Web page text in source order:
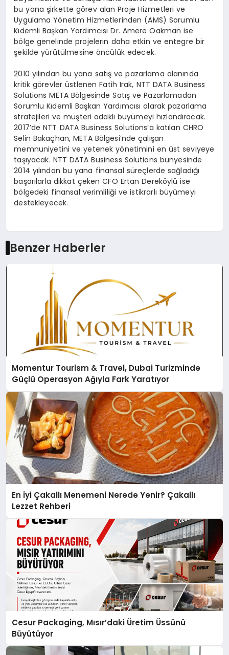
bu yana şirkette görev alan Proje Hizmetleri ve
Uygulama Yönetim Hizmetlerinden (AMS) Sorumlu
Kıdemli Başkan Yardımcısı Dr. Amere Oakman ise
bölge genelinde projelerin daha etkin ve entegre bir
şekilde yürütülmesine öncülük edecek.
2010 yılından bu yana satış ve pazarlama alanında
kritik görevler üstlenen Fatih Irak, NTT DATA Business
Solutions META Bölgesinde Satış ve Pazarlamadan
Sorumlu Kıdemli Başkan Yardımcısı olarak pazarlama
stratejileri ve müşteri odaklı büyümeyi hızlandıracak.
2017’de NTT DATA Business Solutions’a katılan CHRO
Selin Bakaçhan, META Bölgesi’nde çalışan
memnuniyetini ve yetenek yönetimini en üst seviyeye
taşıyacak. NTT DATA Business Solutions bünyesinde
2014 yılından bu yana finansal süreçlerde sağladığı
başarılarla dikkat çeken CFO Ertan Dereköylü ise
bölgedeki finansal verimliliği ve istikrarlı büyümeyi
destekleyecek.
Benzer Haberler
Momentur Tourism & Travel, Dubai Turizminde
Güçlü Operasyon Ağıyla Fark Yaratıyor
En İyi Çakallı Menemeni Nerede Yenir? Çakallı
Lezzet Rehberi
Cesur Packaging, Mısır’daki Üretim Üssünü
Büyütüyor